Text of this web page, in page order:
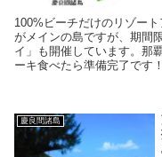
100%ビーチだけのリゾー
がメインの島ですが、期間
イ」も開催しています。那
ーキ食べたら準備完了です！
慶良間諸島